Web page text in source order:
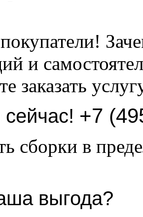
и
заказать
+7
сборки в
выгода?